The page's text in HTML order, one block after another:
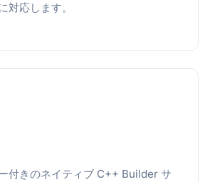
対応します。
付きのネイティブ C++ Builder サ